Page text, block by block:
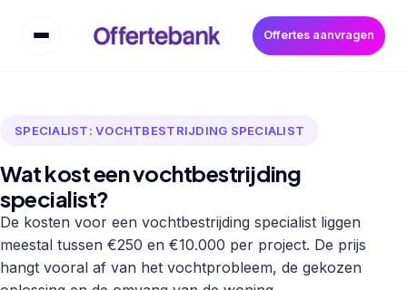
Offertes aanvragen
SPECIALIST: VOCHTBESTRIJDING SPECIALIST
Wat kost een vochtbestrijding
specialist?
De kosten voor een vochtbestrijding specialist liggen
meestal tussen €250 en €10.000 per project. De prijs
hangt vooral af van het vochtprobleem, de gekozen